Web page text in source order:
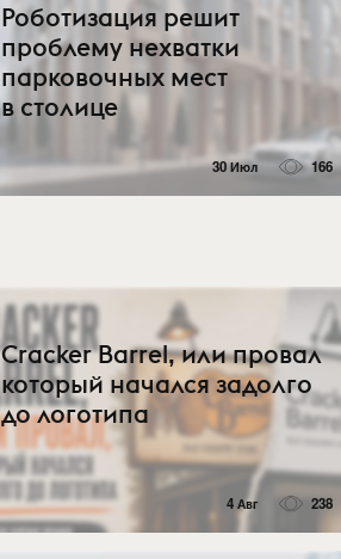
Роботизация решит
проблему нехватки
парковочных мест
в столице
30 Июл 166
Cracker Barrel, или провал
который начался задолго
до логотипа
4 Авг 238